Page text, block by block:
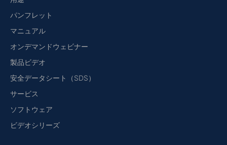
パンフレット
マニュアル
オンデマンドウェビナー
製品ビデオ
安全データシート（SDS）
サービス
ソフトウェア
ビデオシリーズ